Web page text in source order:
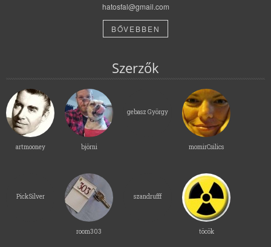
hatosfal@gmail.com
BŐVEBBEN
Szerzők
artmooney björni
gebasz György
momirCsilics
PickSilver
room303
szandrufff
töcök